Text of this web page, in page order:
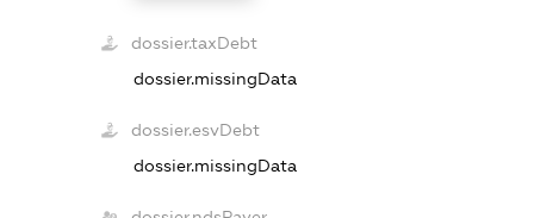
dossier.taxDebt
dossier.missingData
dossier.esvDebt
dossier.missingData